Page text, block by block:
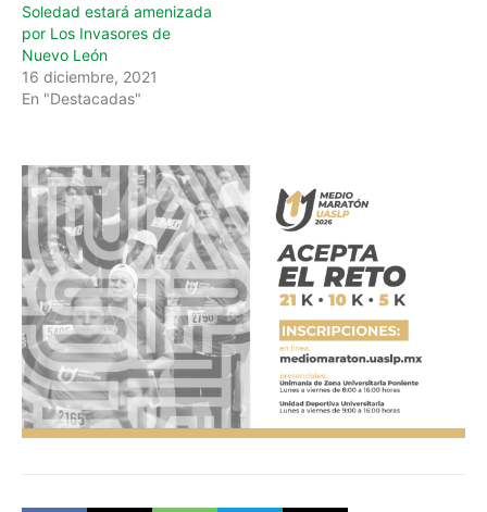
Soledad estará amenizada
por Los Invasores de
Nuevo León
16 diciembre, 2021
En "Destacadas"